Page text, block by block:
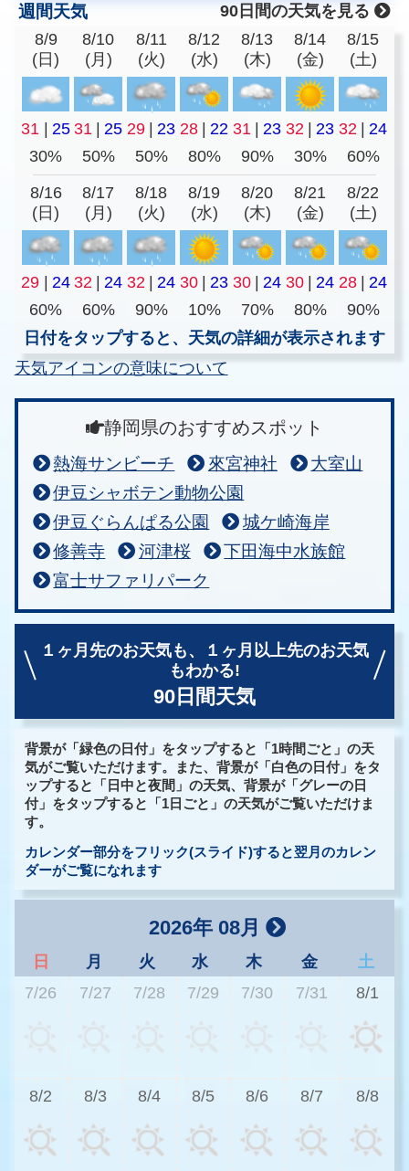
週間天気
90日間の天気を見る
8/9
(日)
8/10
(月)
8/11
(火)
8/12
(水)
8/13
(木)
8/14
(金)
8/15
(土)
31 25 31 25 29 23 28 22 31 23 32 23 32
24
30%
50% 50% 80% 90% 30% 60%
8/16
(日)
8/17
(月)
8/18
(火)
8/19
(水)
8/20
(木)
8/21
(金)
8/22
(土)
29 24 32 24 32 24 30 23 30 24 30 24 28
24
60%
60% 90% 10% 70% 80%
90%
日付をタップすると、天気の詳細が表示されます
天気アイコンの意味について
静岡県のおすすめスポット
熱海サンビーチ 來宮神社
大室山
伊豆シャボテン動物公園
伊豆ぐらんぱる公園
城ケ崎海岸
修善寺
河津桜
下田海中水族館
富士サファリパーク
１ヶ月先のお天気も、
１ヶ月以上先のお天気
もわかる!
90日間天気
背景が「緑色の日付」をタップすると「1時間ごと」の天
気がご覧いただけます。また、背景が「白色の日付」をタ
ップすると「日中と夜間」の天気、背景が「グレーの日
付」をタップすると「1日ごと」の天気がご覧いただけま
す。
カレンダー部分をフリック(スライド)すると翌月のカレン
ダーがご覧になれます
2026年 08月
日 月 火 水 木 金
土
7/26
7/27 7/28 7/29 7/30 7/31 8/1
8/2 8/3 8/4 8/5 8/6 8/7 8/8